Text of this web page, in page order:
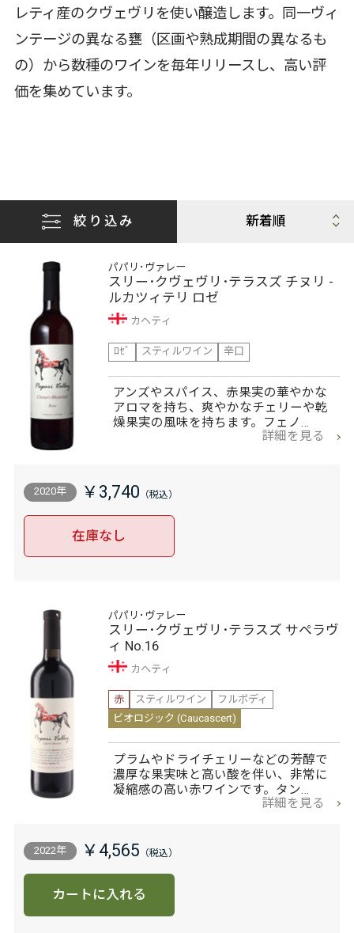
レティ産のクヴェヴリを使い醸造します。同一ヴィ
ンテージの異なる甕（区画や熟成期間の異なるも
の）から数種のワインを毎年リリースし、高い評
価を集めています。
絞り込み
パパリ･ヴァレー
スリー･クヴェヴリ･テラスズ チヌリ -
ルカツィテリ ロゼ
カヘティ
ﾛｾﾞ
スティルワイン 辛口
アンズやスパイス、赤果実の華やかな
アロマを持ち、爽やかなチェリーや乾
燥果実の風味を持ちます。フェノ…
詳細を見る
2020年 ￥3,740
在庫なし
パパリ･ヴァレー
スリー･クヴェヴリ･テラスズ サペラヴ
ィ No.16
カヘティ
赤
スティルワイン
フルボディ
ビオロジック (Caucascert)
プラムやドライチェリーなどの芳醇で
濃厚な果実味と高い酸を伴い、非常に
凝縮感の高い赤ワインです。タン…
詳細を見る
2022年 ￥4,565
カートに入れる